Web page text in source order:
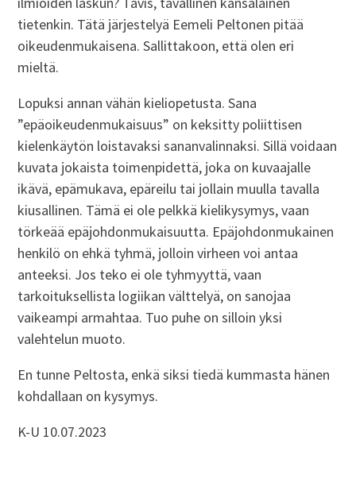
tietenkin. Tätä järjestelyä Eemeli Peltonen pitää
oikeudenmukaisena. Sallittakoon, että olen eri
mieltä.
Lopuksi annan vähän kieliopetusta. Sana
”epäoikeudenmukaisuus” on keksitty poliittisen
kielenkäytön loistavaksi sananvalinnaksi. Sillä voidaan
kuvata jokaista toimenpidettä, joka on kuvaajalle
ikävä, epämukava, epäreilu tai jollain muulla tavalla
kiusallinen. Tämä ei ole pelkkä kielikysymys, vaan
törkeää epäjohdonmukaisuutta. Epäjohdonmukainen
henkilö on ehkä tyhmä, jolloin virheen voi antaa
anteeksi. Jos teko ei ole tyhmyyttä, vaan
tarkoituksellista logiikan välttelyä, on sanojaa
vaikeampi armahtaa. Tuo puhe on silloin yksi
valehtelun muoto.
En tunne Peltosta, enkä siksi tiedä kummasta hänen
kohdallaan on kysymys.
K-U 10.07.2023